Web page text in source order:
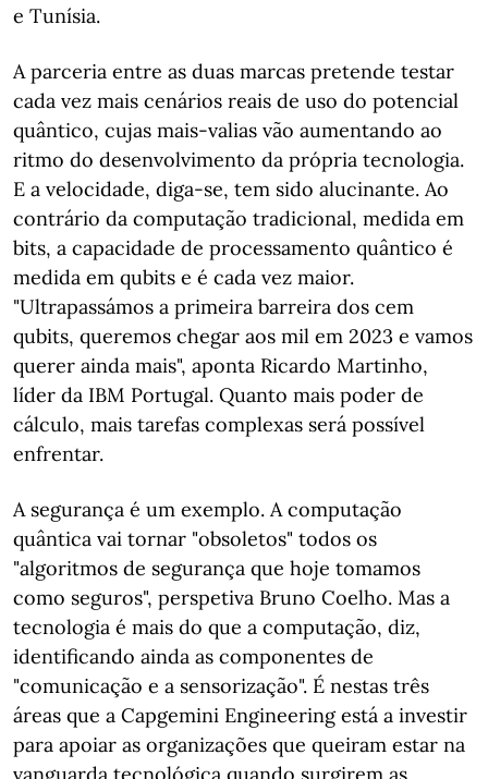
e Tunísia.
A parceria entre as duas marcas pretende testar
cada vez mais cenários reais de uso do potencial
quântico, cujas mais-valias vão aumentando ao
ritmo do desenvolvimento da própria tecnologia.
E a velocidade, diga-se, tem sido alucinante. Ao
contrário da computação tradicional, medida em
bits, a capacidade de processamento quântico é
medida em qubits e é cada vez maior.
"Ultrapassámos a primeira barreira dos cem
qubits, queremos chegar aos mil em 2023 e vamos
querer ainda mais", aponta Ricardo Martinho,
líder da IBM Portugal. Quanto mais poder de
cálculo, mais tarefas complexas será possível
enfrentar.
A segurança é um exemplo. A computação
quântica vai tornar "obsoletos" todos os
"algoritmos de segurança que hoje tomamos
como seguros", perspetiva Bruno Coelho. Mas a
tecnologia é mais do que a computação, diz,
identificando ainda as componentes de
"comunicação e a sensorização". É nestas três
áreas que a Capgemini Engineering está a investir
para apoiar as organizações que queiram estar na